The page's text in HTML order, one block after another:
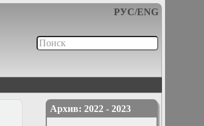
РУС/ENG
Архив: 2022 - 2023